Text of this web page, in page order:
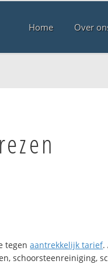
Home Over
tegenaantrekkelijk tarief.
schoorsteenreiniging,